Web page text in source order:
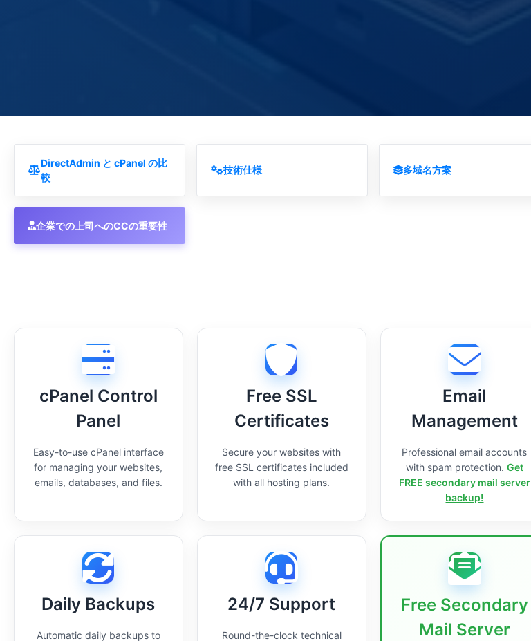
DirectAdmin と cPanel の比
較
技術仕様 多域名方案
企業での上司へのCCの重要性
cPanel Control
Panel
Easy-to-use cPanel interface
for managing your websites,
emails, databases, and files.
Free SSL
Certificates
Secure your websites with
free SSL certificates included
with all hosting plans.
Email
Management
Professional email accounts
with spam protection. Get
FREE secondary mail server
backup!
Daily Backups
Automatic daily backups to
24/7 Support
Round-the-clock technical
Free Secondary
Mail Server